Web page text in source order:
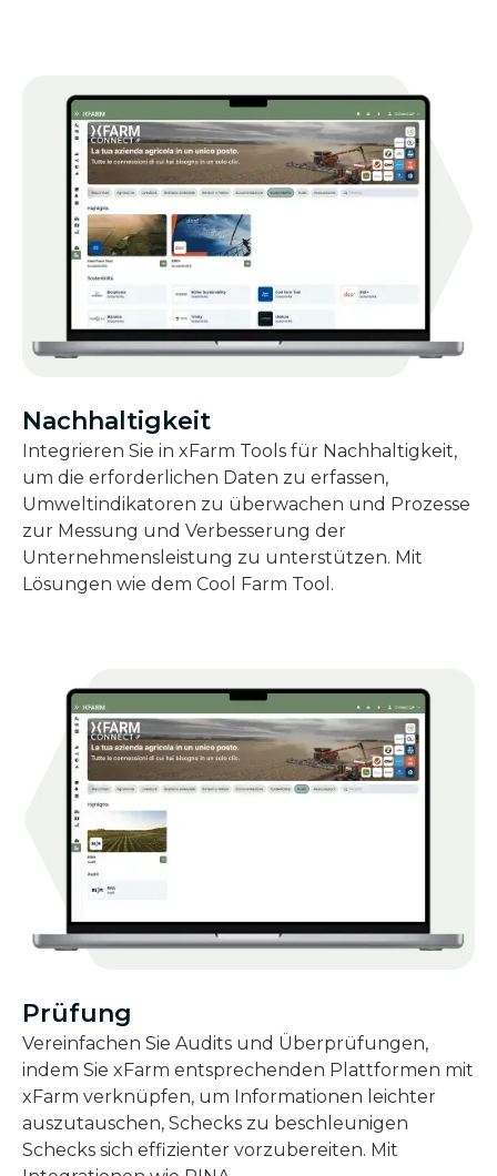
Nachhaltigkeit
Integrieren Sie in xFarm Tools für Nachhaltigkeit,
um die erforderlichen Daten zu erfassen,
Umweltindikatoren zu überwachen und Prozesse
zur Messung und Verbesserung der
Unternehmensleistung zu unterstützen. Mit
Lösungen wie dem Cool Farm Tool.
Prüfung
Vereinfachen Sie Audits und Überprüfungen,
indem Sie xFarm entsprechenden Plattformen mit
xFarm verknüpfen, um Informationen leichter
auszutauschen, Schecks zu beschleunigen
Schecks sich effizienter vorzubereiten. Mit